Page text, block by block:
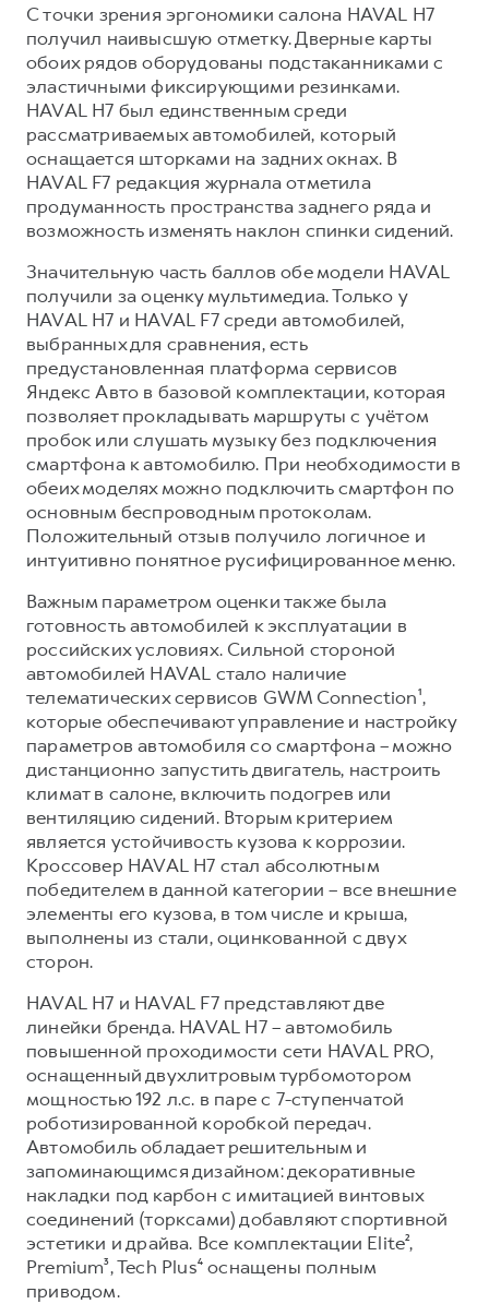
С точки зрения эргономики салона HAVAL H7
получил наивысшую отметку. Дверные карты
обоих рядов оборудованы подстаканниками с
эластичными фиксирующими резинками.
HAVAL H7 был единственным среди
рассматриваемых автомобилей, который
оснащается шторками на задних окнах. В
HAVAL F7 редакция журнала отметила
продуманность пространства заднего ряда и
возможность изменять наклон спинки сидений.
Значительную часть баллов обе модели HAVAL
получили за оценку мультимедиа. Только у
HAVAL H7 и HAVAL F7 среди автомобилей,
выбранных для сравнения, есть
предустановленная платформа сервисов
Яндекс Авто в базовой комплектации, которая
позволяет прокладывать маршруты с учётом
пробок или слушать музыку без подключения
смартфона к автомобилю. При необходимости в
обеих моделях можно подключить смартфон по
основным беспроводным протоколам.
Положительный отзыв получило логичное и
интуитивно понятное русифицированное меню.
Важным параметром оценки также была
готовность автомобилей к эксплуатации в
российских условиях. Сильной стороной
автомобилей HAVAL стало наличие
телематических сервисов GWM Connection¹,
которые обеспечивают управление и настройку
параметров автомобиля со смартфона – можно
дистанционно запустить двигатель, настроить
климат в салоне, включить подогрев или
вентиляцию сидений. Вторым критерием
является устойчивость кузова к коррозии.
Кроссовер HAVAL H7 стал абсолютным
победителем в данной категории – все внешние
элементы его кузова, в том числе и крыша,
выполнены из стали, оцинкованной с двух
сторон.
HAVAL H7 и HAVAL F7 представляют две
линейки бренда. HAVAL H7 – автомобиль
повышенной проходимости сети HAVAL PRO,
оснащенный двухлитровым турбомотором
мощностью 192 л.с. в паре с 7-ступенчатой
роботизированной коробкой передач.
Автомобиль обладает решительным и
запоминающимся дизайном: декоративные
накладки под карбон с имитацией винтовых
соединений (торксами) добавляют спортивной
эстетики и драйва. Все комплектации Elite²,
Premium³, Tech Plus⁴ оснащены полным
приводом.